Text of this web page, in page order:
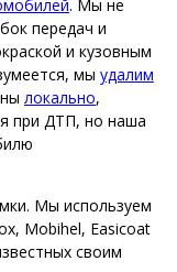
. Мы не
передач и
и кузовным
мы удалим
локально,
при ДТП, но наша
Мы используем
Mobihel, Easicoat
своим